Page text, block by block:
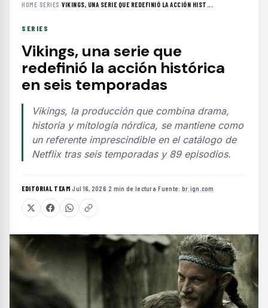
HOME› SERIES ›VIKINGS, UNA SERIE QUE REDEFINIÓ LA ACCIÓN HIST...
SERIES
Vikings, una serie que
redefinió la acción histórica
en seis temporadas
Vikings, la producción que combina drama,
historia y mitología nórdica, se mantiene como
un referente imprescindible en el catálogo de
Netflix tras seis temporadas y 89 episodios.
EDITORIAL TEAM·Jul 16, 2026·2 min de lectura·Fuente: br.ign.com